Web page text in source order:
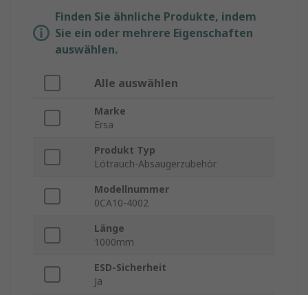
Finden Sie ähnliche Produkte, indem
Sie ein oder mehrere Eigenschaften
auswählen.
Alle auswählen
Marke
Ersa
Produkt Typ
Lötrauch-Absaugerzubehör
Modellnummer
0CA10-4002
Länge
1000mm
ESD-Sicherheit
Ja